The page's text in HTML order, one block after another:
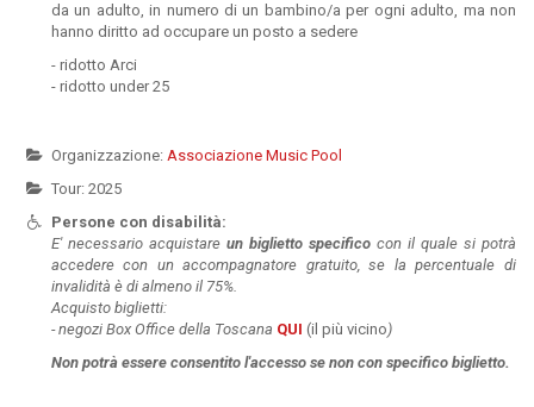
da un adulto, in numero di un bambino/a per ogni adulto, ma non
hanno diritto ad occupare un posto a sedere
- ridotto Arci
- ridotto under 25
Organizzazione: Associazione Music Pool
Tour: 2025
Persone con disabilità:
E' necessario acquistare un biglietto specificocon il quale si potrà
accedere con un accompagnatore gratuito, se la percentuale di
invalidità è di almeno il 75%.
Acquisto biglietti:
-negozi Box Office della Toscana QUI (il più vicino)
Non potrà essere consentito l'accesso se non con specifico biglietto.